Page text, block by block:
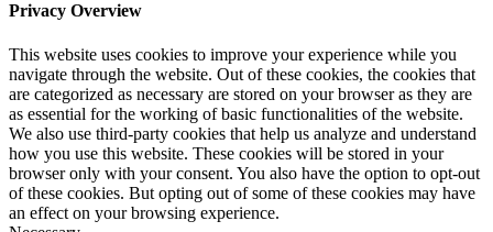
Privacy Overview
This website uses cookies to improve your experience while you
navigate through the website. Out of these cookies, the cookies that
are categorized as necessary are stored on your browser as they are
as essential for the working of basic functionalities of the website.
We also use third-party cookies that help us analyze and understand
how you use this website. These cookies will be stored in your
browser only with your consent. You also have the option to opt-out
of these cookies. But opting out of some of these cookies may have
an effect on your browsing experience.